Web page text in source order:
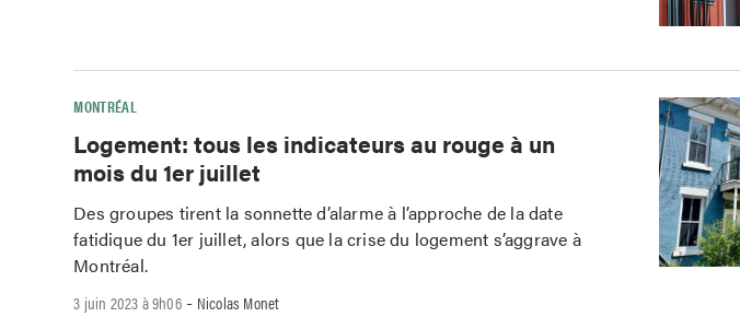
MONTRÉAL
Logement: tous les indicateurs au rouge à un
mois du 1er juillet
Des groupes tirent la sonnette d’alarme à l’approche de la date
fatidique du 1er juillet, alors que la crise du logement s’aggrave à
Montréal.
3 juin 2023 à 9h06- Nicolas Monet